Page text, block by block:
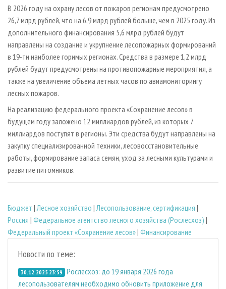
В 2026 году на охрану лесов от пожаров регионам предусмотрено
26,7 млрд рублей, что на 6,9 млрд рублей больше, чем в 2025 году. Из
дополнительного финансирования 5,6 млрд рублей будут
направлены на создание и укрупнение лесопожарных формирований
в 19-ти наиболее горимых регионах. Средства в размере 1,2 млрд
рублей будут предусмотрены на противопожарные мероприятия, а
также на увеличение объема летных часов по авиамониторингу
лесных пожаров.
На реализацию федерального проекта «Сохранение лесов» в
будущем году заложено 12 миллиардов рублей, из которых 7
миллиардов поступят в регионы. Эти средства будут направлены на
закупку специализированной техники, лесовосстановительные
работы, формирование запаса семян, уход за лесными культурами и
развитие питомников.
Бюджет | Лесное хозяйство | Лесопользование, сертификация |
Россия | Федеральное агентство лесного хозяйства (Рослесхоз) |
Федеральный проект «Сохранение лесов»| Финансирование
Новости по теме:
30.12.2025 23:59 Рослесхоз: до 19 января 2026 года
лесопользователям необходимо обновить приложение для